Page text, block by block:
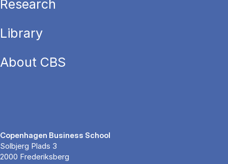
Research
Library
About CBS
Copenhagen Business School
Solbjerg Plads 3
2000 Frederiksberg